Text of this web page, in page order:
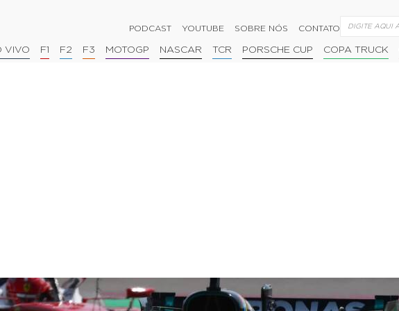
PODCAST YOUTUBE SOBRE NÓS CONTATO
VIVO F1 F2 F3 MOTOGP NASCAR TCR PORSCHE CUP COPA TRUCK